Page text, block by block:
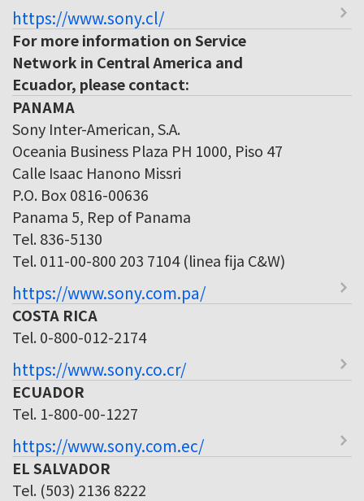
https://www.sony.cl/
For more information on Service
Network in Central America and
Ecuador, please contact:
PANAMA
Sony Inter-American, S.A.
Oceania Business Plaza PH 1000, Piso 47
Calle Isaac Hanono Missri
P.O. Box 0816-00636
Panama 5, Rep of Panama
Tel. 836-5130
Tel. 011-00-800 203 7104 (linea fija C&W)
https://www.sony.com.pa/
COSTA RICA
Tel. 0-800-012-2174
https://www.sony.co.cr/
ECUADOR
Tel. 1-800-00-1227
https://www.sony.com.ec/
EL SALVADOR
Tel. (503) 2136 8222